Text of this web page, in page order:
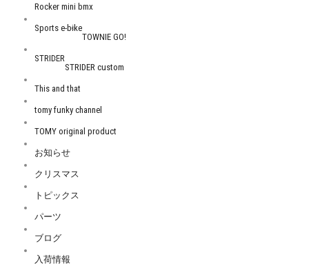
Rocker mini bmx
Sports e-bike
TOWNIE GO!
STRIDER
STRIDER custom
This and that
tomy funky channel
TOMY original product
お知らせ
クリスマス
トピックス
パーツ
ブログ
入荷情報